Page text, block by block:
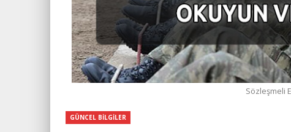
Sözleşmeli
GÜNCEL BILGILER